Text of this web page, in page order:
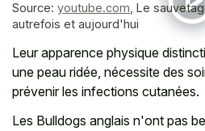
Source: youtube.com Le
autrefois et aujourd'hui
Leur apparence physique
une peau ridée, nécessite des
prévenir les infections cutanées.
Les Bulldogs anglais n'ont pas